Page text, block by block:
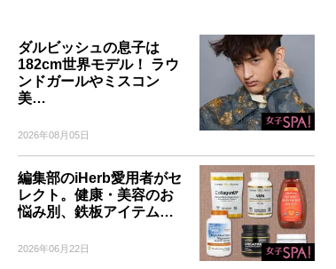
ダルビッシュの息子は
182cm世界モデル！ ラウ
ンドガールやミスコン
美…
2026年08月05日
編集部のiHerb愛用者がセ
レクト。健康・美容のお
悩み別、鉄板アイテム…
2026年06月22日